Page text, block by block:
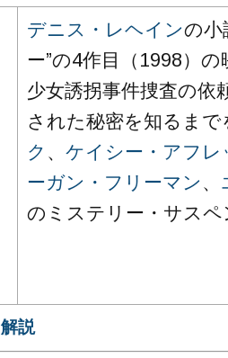
デニス・レヘインの小
ー”の4作目（1998）の
少女誘拐事件捜査の依
された秘密を知るまで
ク 、 ケイシー・アフレ
ーガン・フリーマン 、
のミステリー・サスペ
解説